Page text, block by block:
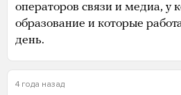
операторов связи и медиа, у
образование и которые
день.
4 года назад